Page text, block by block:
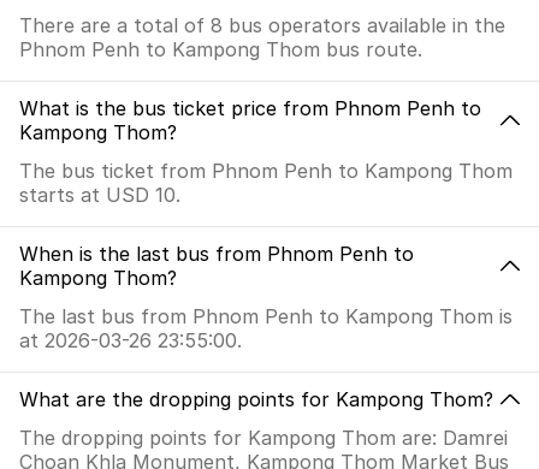
There are a total of 8 bus operators available in the
Phnom Penh to Kampong Thom bus route.
What is the bus ticket price from Phnom Penh to
Kampong Thom?
The bus ticket from Phnom Penh to Kampong Thom
starts at USD 10.
When is the last bus from Phnom Penh to
Kampong Thom?
The last bus from Phnom Penh to Kampong Thom is
at 2026-03-26 23:55:00.
What are the dropping points for Kampong Thom?
The dropping points for Kampong Thom are: Damrei
Choan Khla Monument, Kampong Thom Market Bus